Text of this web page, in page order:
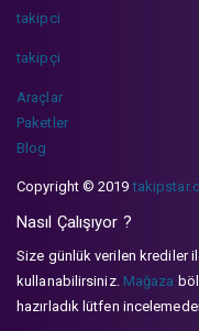
takipci
takipçi
Araçlar
Paketler
Blog
Copyright © 2019
Nasıl Çalışıyor ?
Size günlük verilen krediler
kullanabilirsiniz. Mağaza
hazırladık lütfen